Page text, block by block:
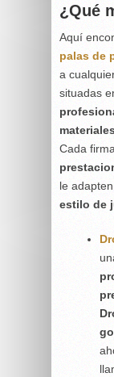
¿Qué
Aquí
palas de
a
situadas
Cada
le
estilo de